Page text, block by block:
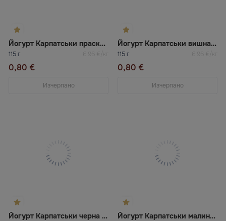
Йогурт Карпатськи праскова 1,5% Галичина
115 г 6,96 €/кг
0,80 €
Изчерпано
Йогурт Карпатськи вишна 1,5% Галичина
115 г 6,96 €/кг
0,80 €
Изчерпано
Йогурт Карпатськи черна боровинка и житни 2,2% Галичина Йогурт Карпатськи малина 2,2% Галичина